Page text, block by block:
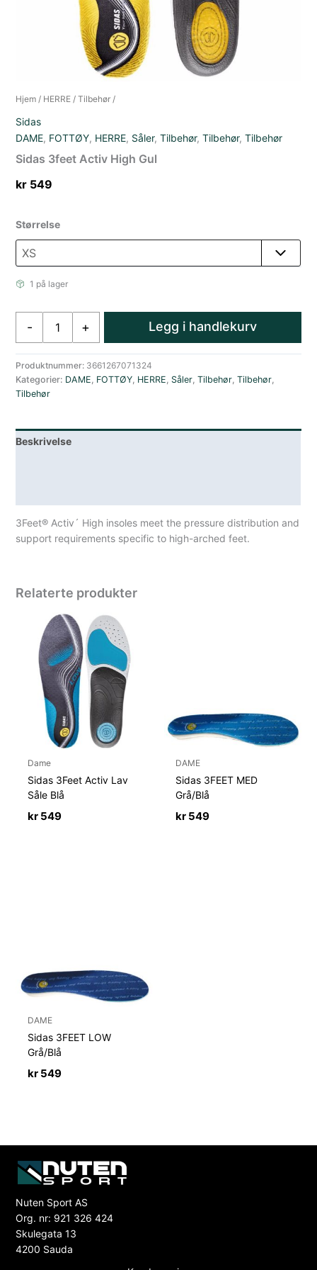
Hjem / HERRE /Tilbehør /
Sidas
DAME, FOTTØY, HERRE, Såler,Tilbehør,Tilbehør,Tilbehør
Sidas 3feet Activ High Gul
kr 549
Størrelse
1 på lager
-
High
Gul
antall
+ Legg i handlekurv
Produktnummer: 3661267071324
Kategorier: DAME, FOTTØY, HERRE, Såler,Tilbehør,Tilbehør,
Tilbehør
Beskrivelse
3Feet® Activ´ High insoles meet the pressure distribution and
support requirements specific to high-arched feet.
Relaterte produkter
Dame
Sidas 3Feet Activ Lav
Såle Blå
kr 549
DAME
Sidas 3FEET MED
Grå/Blå
kr 549
DAME
Sidas 3FEET LOW
Grå/Blå
kr 549
Nuten Sport AS
Org. nr: 921 326 424
Skulegata 13
4200 Sauda